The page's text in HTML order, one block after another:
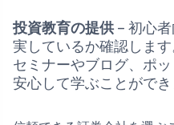
投資教育の提供 – 初心
実しているか確認しま
セミナーやブログ、ポ
安心して学ぶことができ